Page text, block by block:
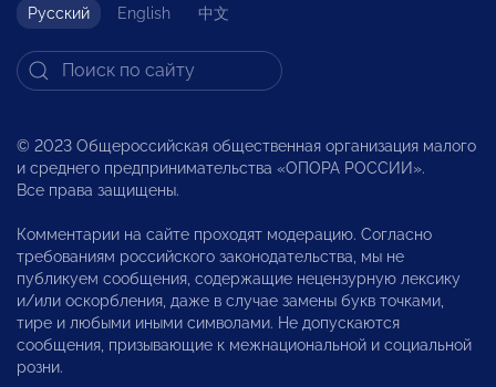
Русский English 中文
© 2023 Общероссийская общественная организация малого
и среднего предпринимательства «ОПОРА РОССИИ».
Все права защищены.
Комментарии на сайте проходят модерацию. Согласно
требованиям российского законодательства, мы не
публикуем сообщения, содержащие нецензурную лексику
и/или оскорбления, даже в случае замены букв точками,
тире и любыми иными символами. Не допускаются
сообщения, призывающие к межнациональной и социальной
розни.